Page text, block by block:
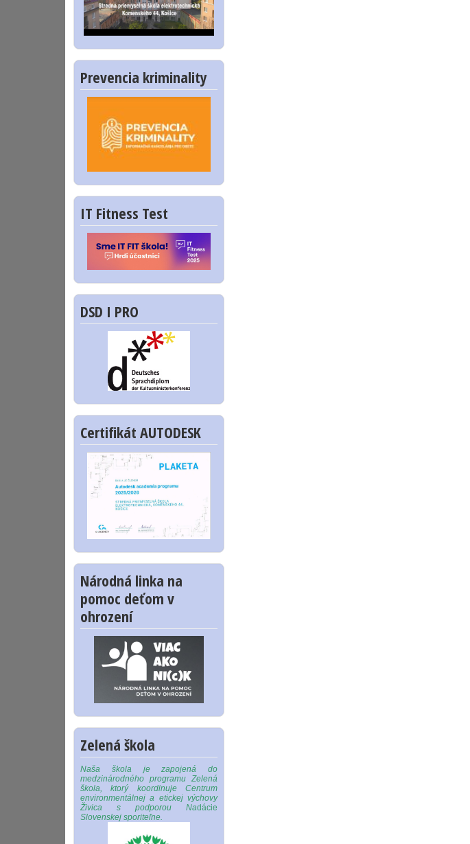
Prevencia kriminality
IT Fitness Test
DSD I PRO
Certifikát AUTODESK
Národná linka na
pomoc deťom v
ohrození
Zelená škola
Naša škola je zapojená do
medzinárodného programu Zelená
škola, ktorý koordinuje Centrum
environmentálnej a etickej výchovy
Živica s podporou Nadácie
Slovenskej sporiteľne.